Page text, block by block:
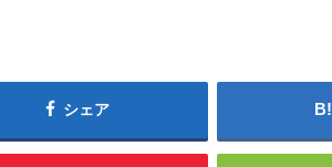
シェア